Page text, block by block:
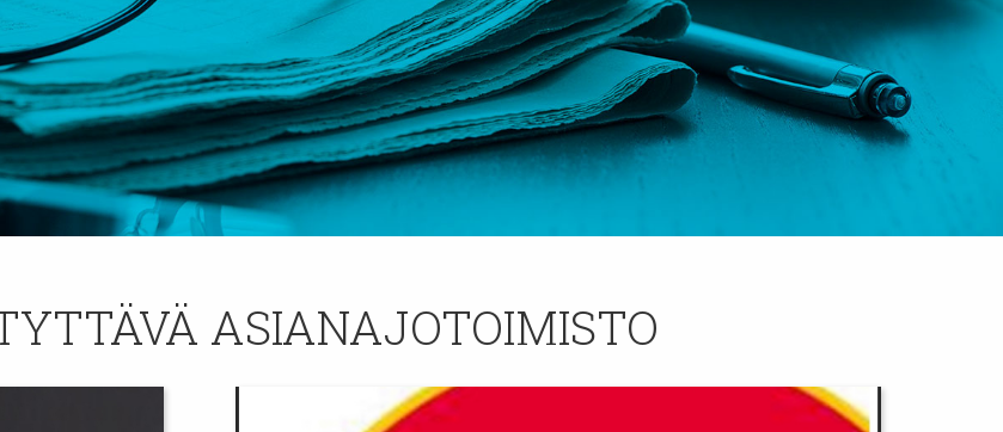
ASIANAJOTOIMISTO